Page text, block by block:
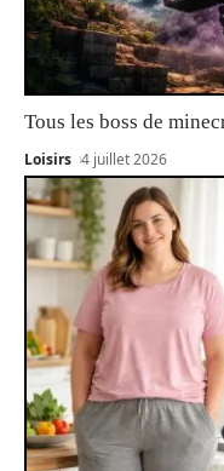
Tous les boss de
Loisirs 4 juillet 2026